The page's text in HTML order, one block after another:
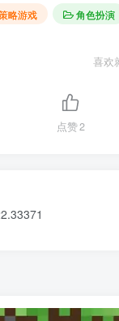
略游戏 角色扮演
喜欢
点赞2